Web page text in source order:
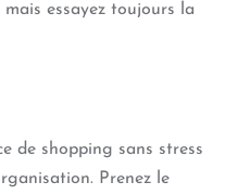
essayez toujours la
de shopping sans stress
Prenez le